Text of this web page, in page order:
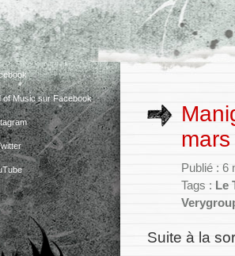
of Music sur Facebook
Publié : 6
Tags : Le
Suite à la